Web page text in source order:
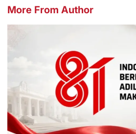
More From Author